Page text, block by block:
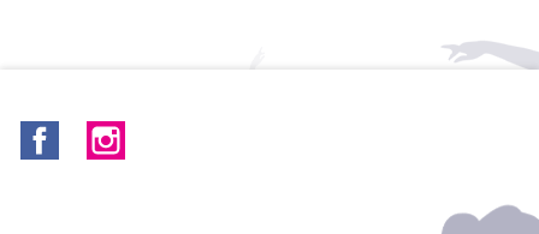
Facebook